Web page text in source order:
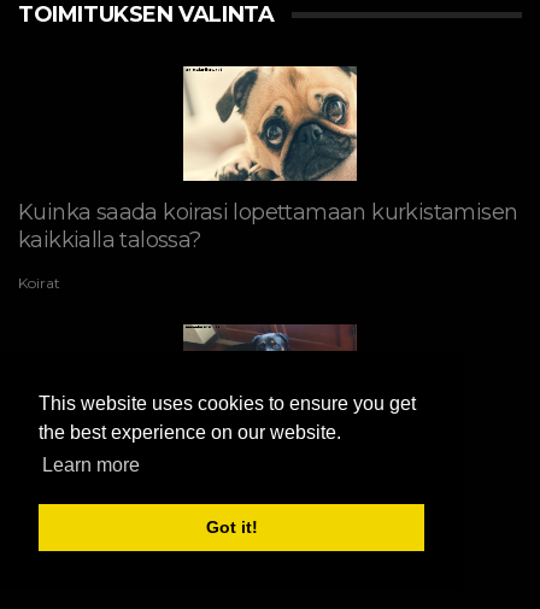
This website uses cookies to ensure you get
the best experience on our website.
Learn more
Got it!
TOIMITUKSEN VALINTA
Kuinka saada koirasi lopettamaan kurkistamisen
kaikkialla talossa?
Koirat
Naisten koirien hiljaisen lämmön
ymmärtäminen